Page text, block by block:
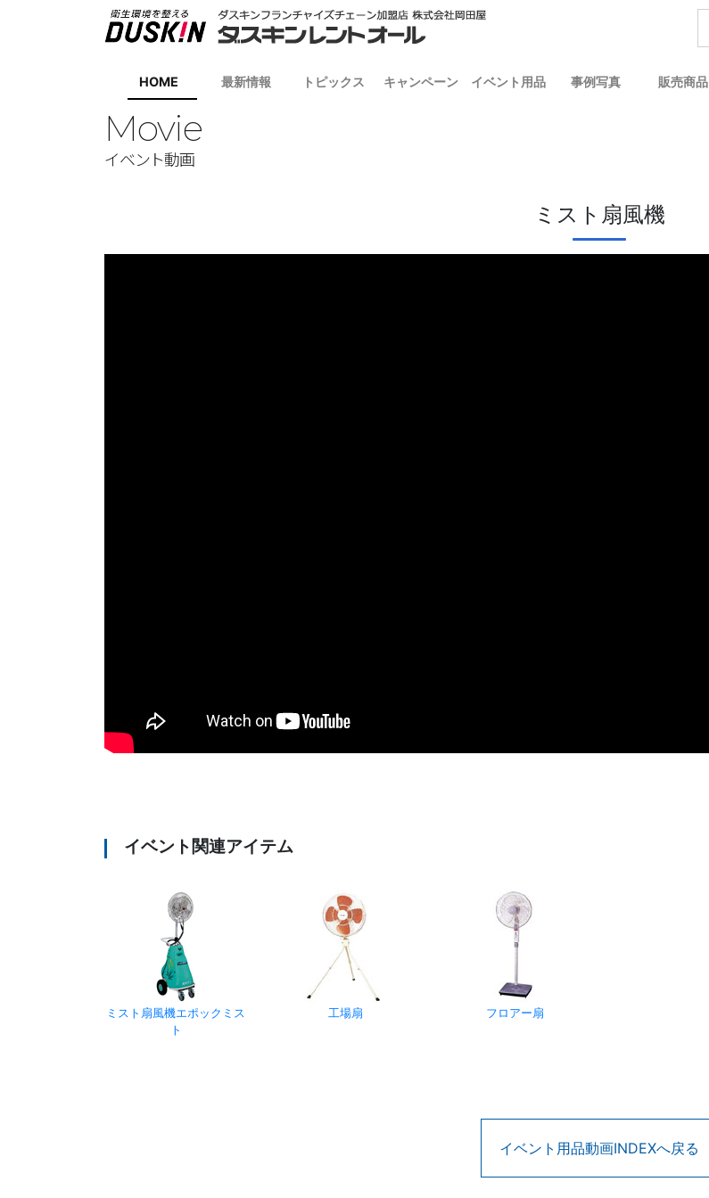
HOME 最新情報 トピックス キャンペーン イベント用品 事例写真 販売商品
Movie
イベント動画
ミスト扇風機
イベント関連アイテム
ミスト扇風機エポックミス
ト
工場扇 フロアー扇
イベント用品動画INDEXへ戻る